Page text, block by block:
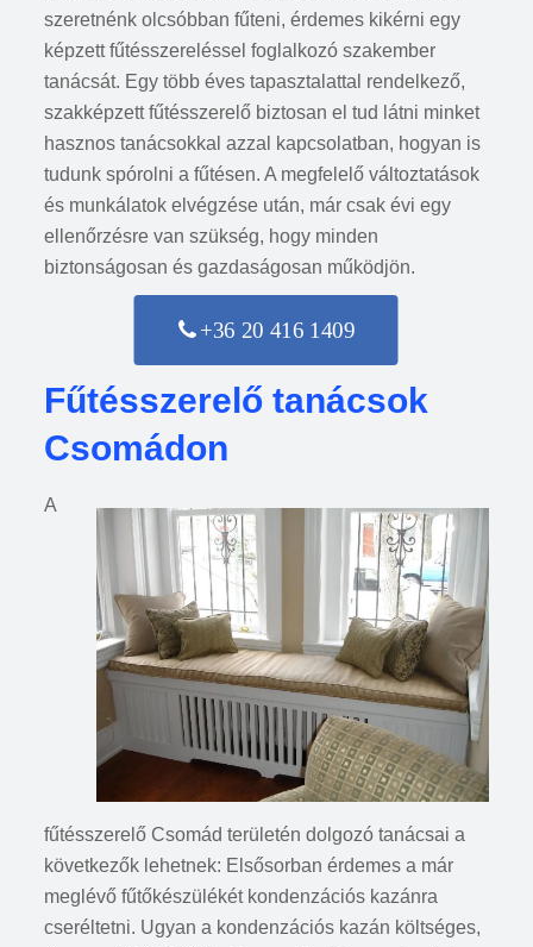
szeretnénk olcsóbban fűteni, érdemes kikérni egy
képzett fűtésszereléssel foglalkozó szakember
tanácsát. Egy több éves tapasztalattal rendelkező,
szakképzett fűtésszerelő biztosan el tud látni minket
hasznos tanácsokkal azzal kapcsolatban, hogyan is
tudunk spórolni a fűtésen. A megfelelő változtatások
és munkálatok elvégzése után, már csak évi egy
ellenőrzésre van szükség, hogy minden
biztonságosan és gazdaságosan működjön.
+36 20 416 1409
Fűtésszerelő tanácsok
Csomádon
A
fűtésszerelő Csomád területén dolgozó tanácsai a
következők lehetnek: Elsősorban érdemes a már
meglévő fűtőkészülékét kondenzációs kazánra
cseréltetni. Ugyan a kondenzációs kazán költséges,